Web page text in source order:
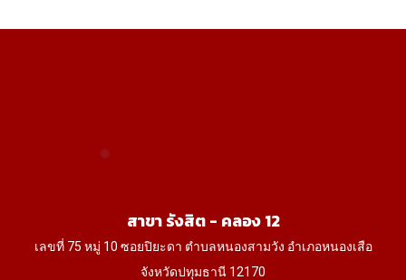
The
page
สาขา รังสิต - คลอง 12
เลขที่ 75 หมู่ 10 ซอยปิยะดา ตำบลหนองสามวัง อำเภอหนองเสือ
จังหวัดปทุมธานี 12170